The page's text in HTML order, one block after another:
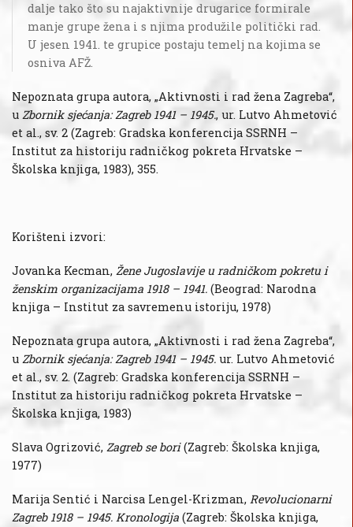
dalje tako što su najaktivnije drugarice formirale
manje grupe žena i s njima produžile politički rad.
U jesen 1941. te grupice postaju temelj na kojima se
osniva AFŽ.
Nepoznata grupa autora, „Aktivnosti i rad žena Zagreba“,
u Zbornik sjećanja: Zagreb 1941 – 1945., ur. Lutvo Ahmetović
et al., sv. 2 (Zagreb: Gradska konferencija SSRNH –
Institut za historiju radničkog pokreta Hrvatske –
Školska knjiga, 1983), 355.
Korišteni izvori:
Jovanka Kecman, Žene Jugoslavije u radničkom pokretu i
ženskim organizacijama 1918 – 1941. (Beograd: Narodna
knjiga – Institut za savremenu istoriju, 1978)
Nepoznata grupa autora, „Aktivnosti i rad žena Zagreba“,
u Zbornik sjećanja: Zagreb 1941 – 1945. ur. Lutvo Ahmetović
et al., sv. 2. (Zagreb: Gradska konferencija SSRNH –
Institut za historiju radničkog pokreta Hrvatske –
Školska knjiga, 1983)
Slava Ogrizović, Zagreb se bori(Zagreb: Školska knjiga,
1977)
Marija Sentić i Narcisa Lengel-Krizman, Revolucionarni
Zagreb 1918 – 1945. Kronologija (Zagreb: Školska knjiga,